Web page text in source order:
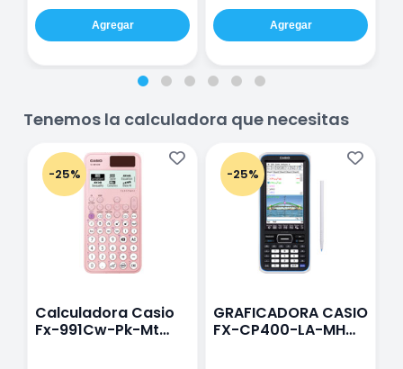
Agregar Agregar
Tenemos la calculadora que necesitas
-25%
Calculadora Casio
Fx-991Cw-Pk-Mt
-25%
GRAFICADORA CASIO
FX-CP400-LA-MH